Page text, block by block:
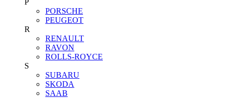
PORSCHE
PEUGEOT
R
RENAULT
RAVON
ROLLS-ROYCE
S
SUBARU
SKODA
SAAB